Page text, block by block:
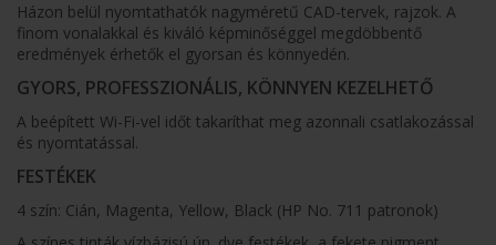
Házon belül nyomtathatók nagyméretű CAD-tervek, rajzok. A
finom vonalakkal és kiváló képminőséggel megdöbbentő
eredmények érhetők el gyorsan és könnyedén.
GYORS, PROFESSZIONÁLIS, KÖNNYEN KEZELHETŐ
A beépített Wi-Fi-vel időt takaríthat meg azonnali csatlakozással
és nyomtatással.
FESTÉKEK
4 szín: Cián, Magenta, Yellow, Black (HP No. 711 patronok)